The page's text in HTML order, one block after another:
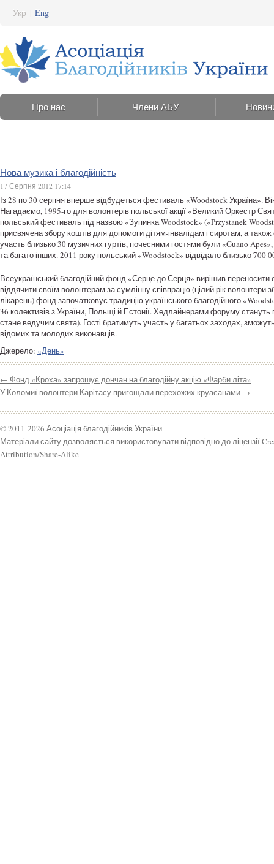
Укр | Eng
Про нас Члени АБУ
Нова музика і благодійність
17 Серпня 2012 17:14
Із 28 по 30 серпня вперше відбудеться фестиваль «Woodstock Україна».
Нагадаємо, 1995-го для волонтерів польської акції «Великий Оркестр
польський фестиваль під назвою «Зупинка Woodstock» («Przystanek
присвячена збору коштів для допомоги дітям-інвалідам і сиротам, а
участь близько 30 музичних гуртів, почесними гостями були «Guano
та багато інших. 2011 року польський «Woodstock» відвідало близько 700
Всеукраїнський благодійний фонд «Серце до Серця» вирішив переносити
віддячити своїм волонтерам за сумлінну співпрацю (цілий рік
лікарень) фонд започатковує традицію українського благодійного
36 колективів з України, Польщі й Естонії. Хедлайнерами форуму
стане ведучим свята). Гості братимуть участь у багатьох заходах,
відомих та молодих виконавців.
Джерело: «День»
← Фонд «Кроха» запрошує дончан на благодійну акцію «Фарби літа»
У Коломиї волонтери Карітасу пригощали перехожих круасанами →
© 2011-2026 Асоціація благодійників України
Матеріали сайту дозволяється використовувати відповідно до ліцензії
Attribution/Share-Alike